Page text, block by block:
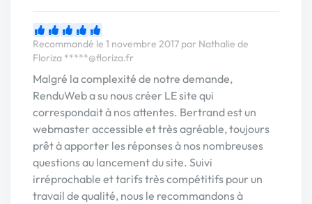
Recommandé le 1 novembre 2017 par Nathalie de
Floriza *****@floriza.fr
Malgré la complexité de notre demande,
RenduWeb a su nous créer LE site qui
correspondait à nos attentes. Bertrand est un
webmaster accessible et très agréable, toujours
prêt à apporter les réponses à nos nombreuses
questions au lancement du site. Suivi
irréprochable et tarifs très compétitifs pour un
travail de qualité, nous le recommandons à